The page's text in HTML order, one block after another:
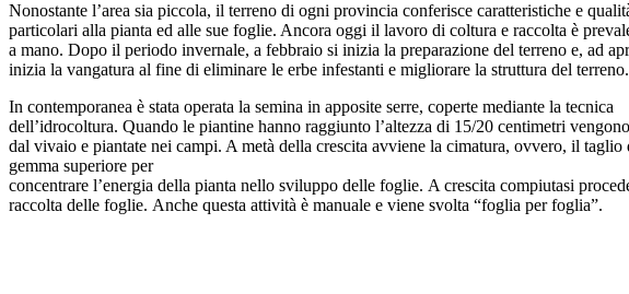
Nonostante l’area sia piccola, il terreno di ogni provincia conferisce caratteristiche e
particolari alla pianta ed alle sue foglie. Ancora oggi il lavoro di coltura e raccolta è
a mano. Dopo il periodo invernale, a febbraio si inizia la preparazione del terreno e, ad
inizia la vangatura al fine di eliminare le erbe infestanti e migliorare la struttura del terreno.
In contemporanea è stata operata la semina in apposite serre, coperte mediante la tecnica
dell’idrocoltura. Quando le piantine hanno raggiunto l’altezza di 15/20 centimetri
dal vivaio e piantate nei campi. A metà della crescita avviene la cimatura, ovvero, il taglio
gemma superiore per
concentrare l’energia della pianta nello sviluppo delle foglie. A crescita compiutasi
raccolta delle foglie. Anche questa attività è manuale e viene svolta “foglia per foglia”.